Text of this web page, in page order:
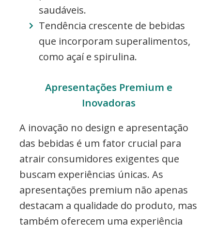
saudáveis.
Tendência crescente de bebidas
que incorporam superalimentos,
como açaí e spirulina.
Apresentações Premium e
Inovadoras
A inovação no design e apresentação
das bebidas é um fator crucial para
atrair consumidores exigentes que
buscam experiências únicas. As
apresentações premium não apenas
destacam a qualidade do produto, mas
também oferecem uma experiência